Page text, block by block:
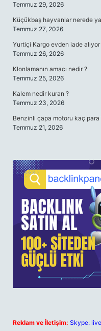
Temmuz 29, 2026
Küçükbaş hayvanlar nerede
Temmuz 27, 2026
Yurtiçi Kargo evden iade alıyor
Temmuz 26, 2026
Klonlamanın amacı nedir ?
Temmuz 25, 2026
Kalem nedir kuran ?
Temmuz 23, 2026
Benzinli çapa motoru kaç para
Temmuz 21, 2026
Reklam ve İletişim: Skype: